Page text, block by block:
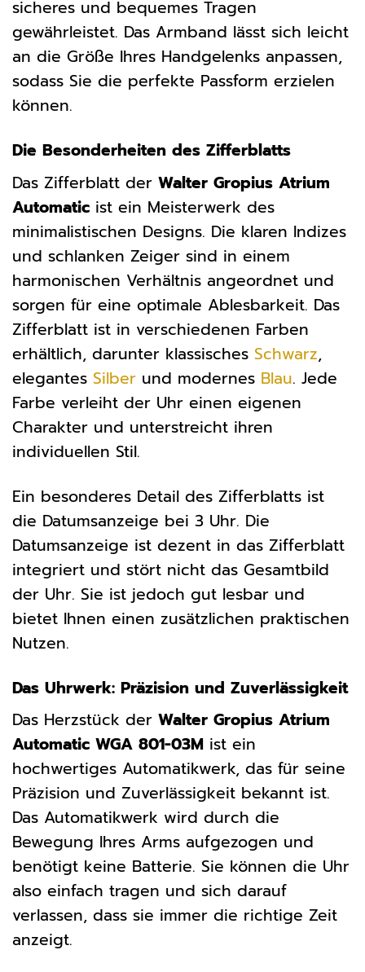
sicheres und bequemes Tragen
gewährleistet. Das Armband lässt sich leicht
an die Größe Ihres Handgelenks anpassen,
sodass Sie die perfekte Passform erzielen
können.
Die Besonderheiten des Zifferblatts
Das Zifferblatt der Walter Gropius Atrium
Automatic ist ein Meisterwerk des
minimalistischen Designs. Die klaren Indizes
und schlanken Zeiger sind in einem
harmonischen Verhältnis angeordnet und
sorgen für eine optimale Ablesbarkeit. Das
Zifferblatt ist in verschiedenen Farben
erhältlich, darunter klassisches Schwarz,
elegantes Silber und modernes Blau. Jede
Farbe verleiht der Uhr einen eigenen
Charakter und unterstreicht ihren
individuellen Stil.
Ein besonderes Detail des Zifferblatts ist
die Datumsanzeige bei 3 Uhr. Die
Datumsanzeige ist dezent in das Zifferblatt
integriert und stört nicht das Gesamtbild
der Uhr. Sie ist jedoch gut lesbar und
bietet Ihnen einen zusätzlichen praktischen
Nutzen.
Das Uhrwerk: Präzision und Zuverlässigkeit
Das Herzstück der Walter Gropius Atrium
Automatic WGA 801-03M ist ein
hochwertiges Automatikwerk, das für seine
Präzision und Zuverlässigkeit bekannt ist.
Das Automatikwerk wird durch die
Bewegung Ihres Arms aufgezogen und
benötigt keine Batterie. Sie können die Uhr
also einfach tragen und sich darauf
verlassen, dass sie immer die richtige Zeit
anzeigt.